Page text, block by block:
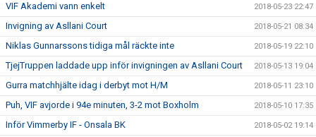
VIF Akademi vann enkelt 2018-05-23 22:47
Invigning av Asllani Court 2018-05-21 08:34
Niklas Gunnarssons tidiga mål räckte inte 2018-05-19 22:10
TjejTruppen laddade upp inför invigningen av Asllani Court 2018-05-13 19:04
Gurra matchhjälte idag i derbyt mot H/M 2018-05-11 23:10
Puh, VIF avjorde i 94e minuten, 3-2 mot Boxholm 2018-05-10 17:35
Inför Vimmerby IF - Onsala BK 2018-05-02 19:14